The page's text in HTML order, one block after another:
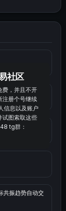
振趋势自动交
社区
费，并且不开
注册个号继续
信息以及账户
试图索取这些
tg群：